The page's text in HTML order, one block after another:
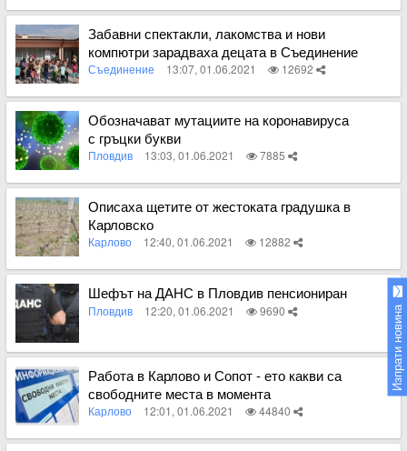
Вижте пълното съдържание
Забавни спектакли, лакомства и нови
компютри зарадваха децата в Съединение
Съединение 13:07, 01.06.2021 12692
Вижте пълното съдържание
Обозначават мутациите на коронавируса
с гръцки букви
Пловдив 13:03, 01.06.2021 7885
Вижте пълното съдържание
Описаха щетите от жестоката градушка в
Карловско
Карлово 12:40, 01.06.2021 12882
Вижте пълното съдържание
Шефът на ДАНС в Пловдив пенсиониран
Пловдив 12:20, 01.06.2021 9690
Работа в Карлово и Сопот - ето какви са
свободните места в момента
Карлово 12:01, 01.06.2021 44840
Вижте пълното съдържание
Изпрати новина